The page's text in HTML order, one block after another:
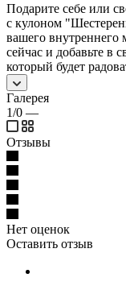
Подарите себе или
с кулоном
вашего внутреннего
сейчас и добавьте в
который будет
Галерея
1/0 —
Отзывы
Нет оценок
Оставить отзыв